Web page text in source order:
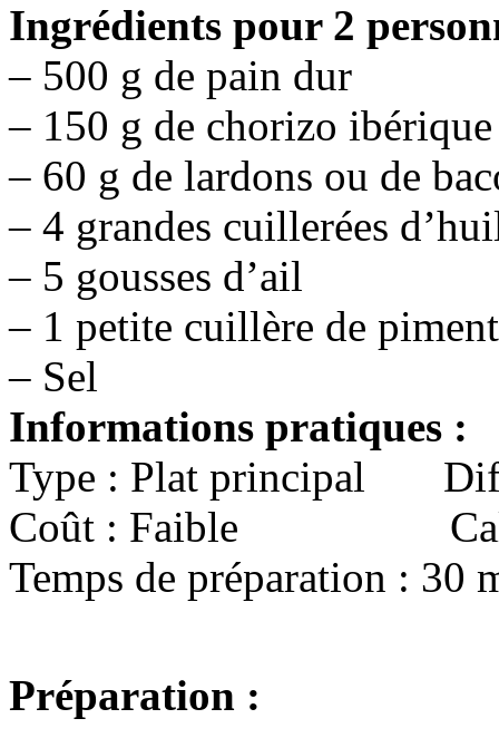
Ingrédients pour 2
– 500 g de pain dur
– 150 g de chorizo ibérique
– 60 g de lardons ou de
– 4 grandes cuillerées
– 5 gousses d’ail
– 1 petite cuillère de
– Sel
Informations pratiques :
Type : Plat principal
Coût : Faible
Temps de préparation : 30
Préparation :